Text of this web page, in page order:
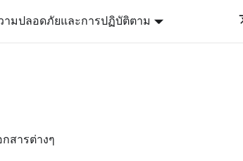
ามปลอดภัยและการปฏิบัติตาม
สารต่างๆ